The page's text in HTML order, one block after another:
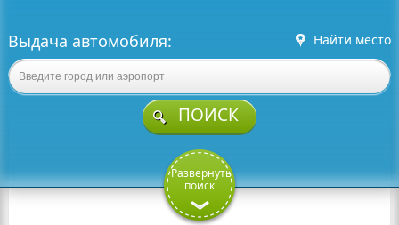
Выдача автомобиля: Найти место
ПОИСК
Развернуть
поиск